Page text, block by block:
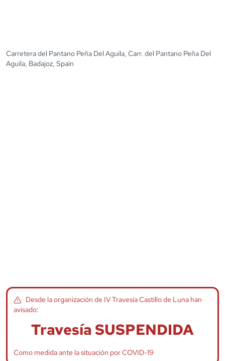
Carretera del Pantano Peña Del Aguila, Carr. del Pantano Peña Del
Aguila, Badajoz, Spain
Desde la organización de IV Travesía Castillo de Luna han
avisado:
Travesía SUSPENDIDA
Como medida ante la situación por COVID-19